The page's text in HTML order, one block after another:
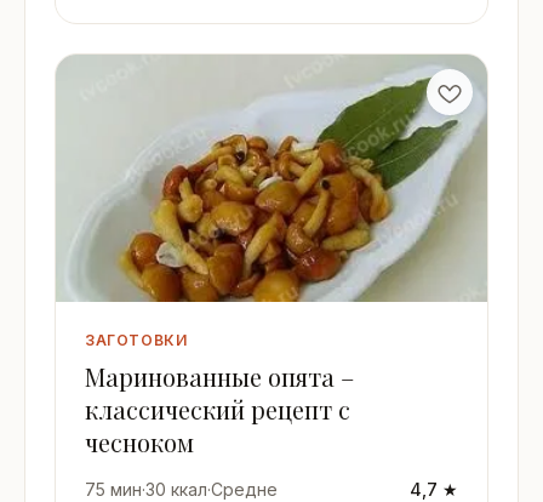
ЗАГОТОВКИ
Маринованные опята –
классический рецепт с
чесноком
75 мин·30 ккал·Средне 4,7 ★